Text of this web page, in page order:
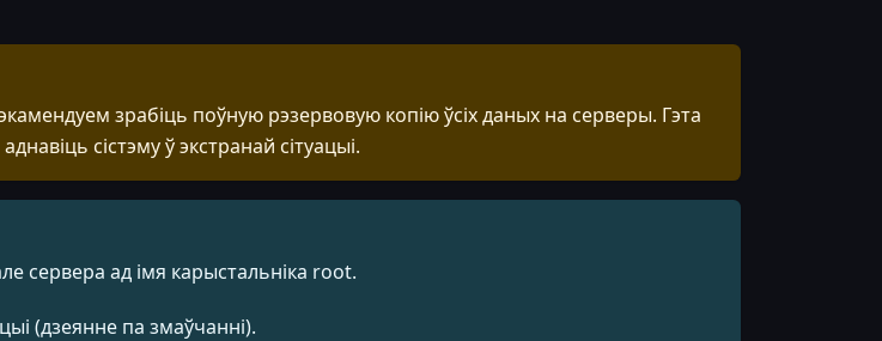
зрабіць поўную рэзервовую копію ўсіх даных на серверы. Гэта
сістэму ў экстранай сітуацыі.
сервера ад імя карыстальніка root.
(дзеянне па змаўчанні).